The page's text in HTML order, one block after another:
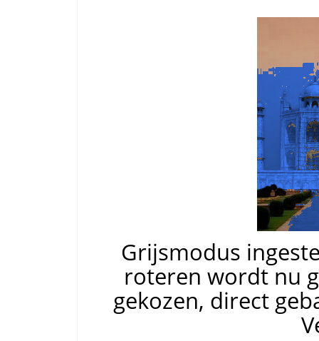
Grijsmodus
roteren wordt nu
gekozen, direct